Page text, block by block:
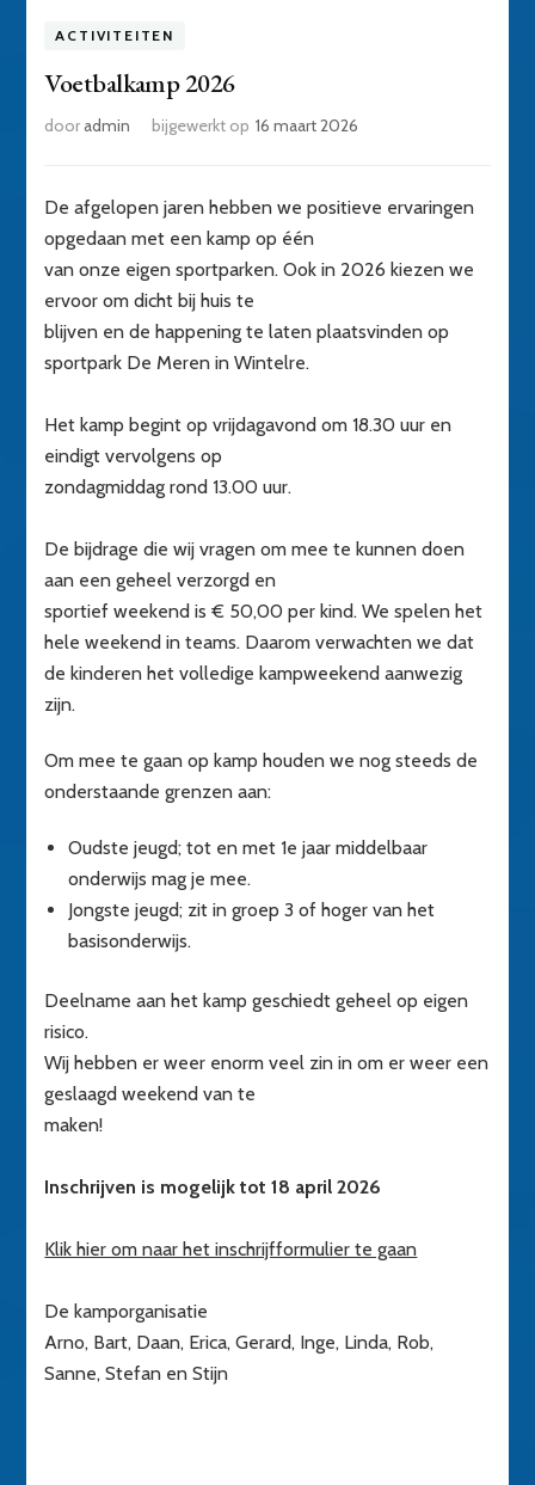
ACTIVITEITEN
Voetbalkamp 2026
dooradmin bijgewerkt op 16 maart 2026
De afgelopen jaren hebben we positieve ervaringen
opgedaan met een kamp op één
van onze eigen sportparken. Ook in 2026 kiezen we
ervoor om dicht bij huis te
blijven en de happening te laten plaatsvinden op
sportpark De Meren in Wintelre.
Het kamp begint op vrijdagavond om 18.30 uur en
eindigt vervolgens op
zondagmiddag rond 13.00 uur.
De bijdrage die wij vragen om mee te kunnen doen
aan een geheel verzorgd en
sportief weekend is € 50,00 per kind. We spelen het
hele weekend in teams. Daarom verwachten we dat
de kinderen het volledige kampweekend aanwezig
zijn.
Om mee te gaan op kamp houden we nog steeds de
onderstaande grenzen aan:
Oudste jeugd; tot en met 1e jaar middelbaar
onderwijs mag je mee.
Jongste jeugd; zit in groep 3 of hoger van het
basisonderwijs.
Deelname aan het kamp geschiedt geheel op eigen
risico.
Wij hebben er weer enorm veel zin in om er weer een
geslaagd weekend van te
maken!
Inschrijven is mogelijk tot 18 april 2026
Klik hier om naar het inschrijfformulier te gaan
De kamporganisatie
Arno, Bart, Daan, Erica, Gerard, Inge, Linda, Rob,
Sanne, Stefan en Stijn